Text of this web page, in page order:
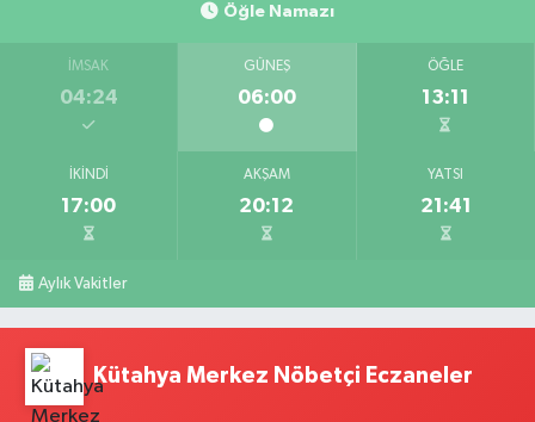
Öğle Namazı
İMSAK
04:24
GÜNEŞ
06:00
ÖĞLE
13:11
İKINDI
17:00
AKŞAM
20:12
YATSI
21:41
Aylık Vakitler
Kütahya Merkez Nöbetçi Eczaneler